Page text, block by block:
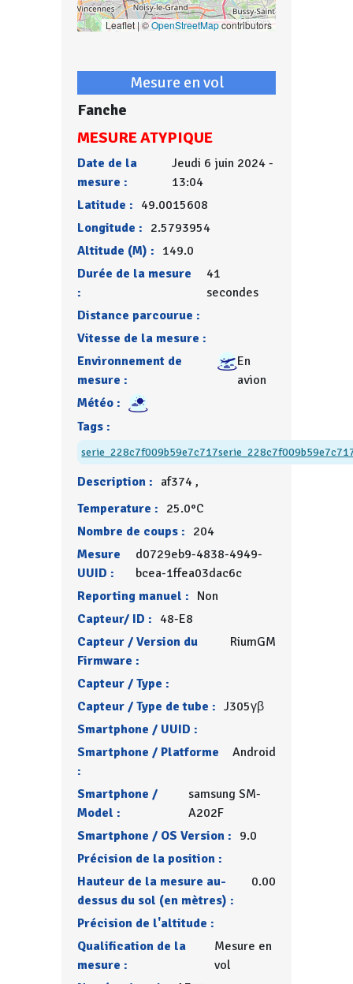
Leaflet | ©OpenStreetMapcontributors
Mesure en vol
Fanche
MESURE ATYPIQUE
Date de la
mesure :
Jeudi 6 juin 2024 -
13:04
Latitude : 49.0015608
Longitude : 2.5793954
Altitude (M) : 149.0
Durée de la mesure
:
41
secondes
Distance parcourue :
Vitesse de la mesure :
Environnement de
mesure :
En
avion
Météo :
Tags :
serie_228c7f009b59e7c717
Description : af374 ,
Temperature : 25.0°C
Nombre de coups : 204
Mesure
UUID :
d0729eb9-4838-4949-
bcea-1ffea03dac6c
Reporting manuel : Non
Capteur/ ID : 48-E8
Capteur / Version du
Firmware :
RiumGM
Capteur / Type :
Capteur / Type de tube : J305γβ
Smartphone / UUID :
Smartphone / Platforme
:
Android
Smartphone /
Model :
samsung SM-
A202F
Smartphone / OS Version : 9.0
Précision de la position :
Hauteur de la mesure au-
dessus du sol (en mètres) :
0.00
Précision de l'altitude :
Qualification de la
mesure :
Mesure en
vol